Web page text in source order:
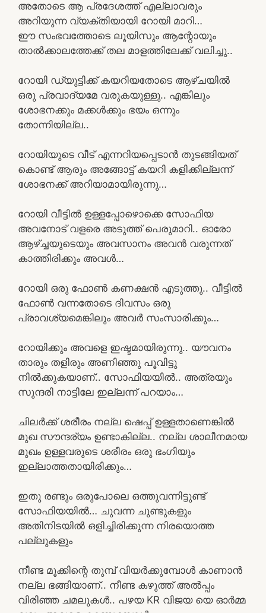
അതോടെ ആ പ്രദേശത്ത് എല്ലാവരും
അറിയുന്ന വ്യക്തിയായി റോയി മാറി…
ഈ സംഭവത്തോടെ ലൂയിസും ആന്റോയും
താൽക്കാലത്തേക്ക് തല മാളത്തിലേക്ക് വലിച്ചു..
റോയി ഡ്യുട്ടിക്ക് കയറിയതോടെ ആഴ്ചയിൽ
ഒരു പ്രവാദ്യമേ വരുകയുള്ളു.. എങ്കിലും
ശോഭനക്കും മക്കൾക്കും ഭയം ഒന്നും
തോന്നിയില്ല..
റോയിയുടെ വീട് എന്നറിയപ്പെടാൻ തുടങ്ങിയത്
കൊണ്ട് ആരും അങ്ങോട്ട് കയറി കളിക്കില്ലന്ന്
ശോഭനക്ക് അറിയാമായിരുന്നു…
റോയി വീട്ടിൽ ഉള്ളപ്പോഴൊക്കെ സോഫിയ
അവനോട് വളരെ അടുത്ത് പെരുമാറി.. ഓരോ
ആഴ്ച്ചയുടെയും അവസാനം അവൻ വരുന്നത്
കാത്തിരിക്കും അവൾ…
റോയി ഒരു ഫോൺ കണക്ഷൻ എടുത്തു.. വീട്ടിൽ
ഫോൺ വന്നതോടെ ദിവസം ഒരു
പ്രാവശ്യമെങ്കിലും അവർ സംസാരിക്കും…
റോയിക്കും അവളെ ഇഷ്ടമായിരുന്നു.. യൗവനം
താരും തളിരും അണിഞ്ഞു പൂവിട്ടു
നിൽക്കുകയാണ്.. സോഫിയയിൽ.. അത്രയും
സുന്ദരി നാട്ടിലേ ഇല്ലന്ന് പറയാം…
ചിലർക്ക് ശരീരം നല്ല ഷെപ്പ് ഉള്ളതാണെങ്കിൽ
മുഖ സൗന്ദര്യം ഉണ്ടാകില്ല.. നല്ല ശാലീനമായ
മുഖം ഉള്ളവരുടെ ശരീരം ഒരു ഭംഗിയും
ഇല്ലാത്തതായിരിക്കും…
ഇതു രണ്ടും ഒരുപോലെ ഒത്തുവന്നിട്ടുണ്ട്
സോഫിയയിൽ… ചുവന്ന ചുണ്ടുകളും
അതിനിടയിൽ ഒളിച്ചിരിക്കുന്ന നിരയൊത്ത
പല്ലുകളും
നീണ്ട മൂക്കിന്റെ തുമ്പ് വിയർക്കുമ്പോൾ കാണാൻ
നല്ല ഭങ്ങിയാണ്.. നീണ്ട കഴുത്ത്‌ അൽപ്പം
വിരിഞ്ഞ ചമലുകൾ.. പഴയ KR വിജയ യെ ഓർമ്മ